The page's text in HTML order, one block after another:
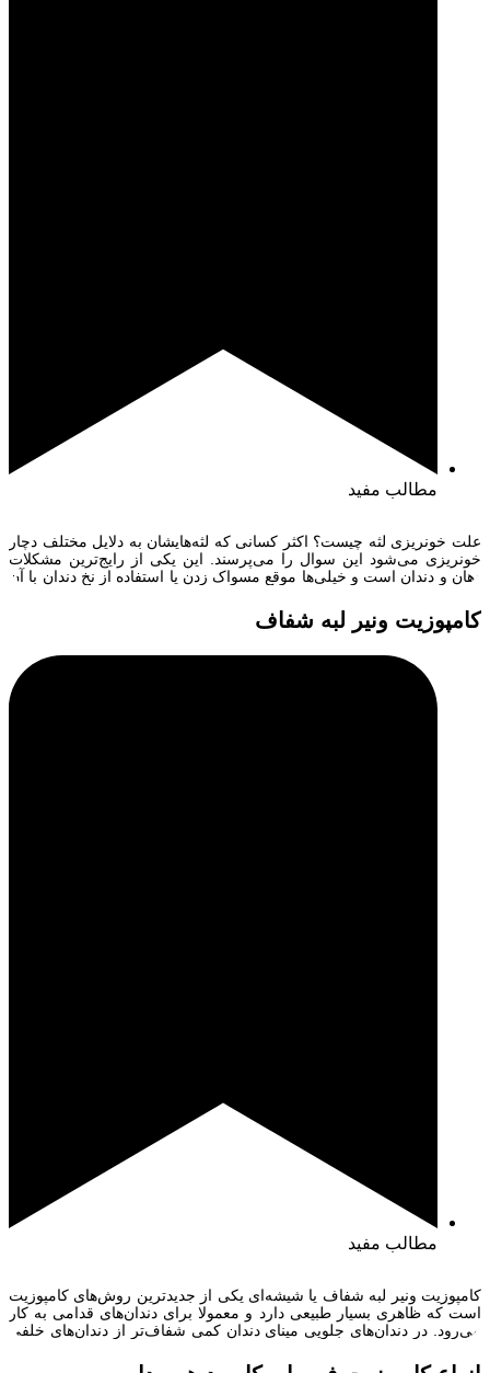
مطالب مفید
علت خونریزی لثه چیست؟ اکثر کسانی که لثه‌هایشان به دلایل مختلف دچار
خونریزی می‌شود این سوال را می‌پرسند. این یکی از رایج‌ترین مشکلات
دهان و دندان است و خیلی‌ها موقع مسواک زدن یا استفاده از نخ دندان با آن
دندان طبیعی است ولی […]
کامپوزیت ونیر لبه شفاف
مطالب مفید
کامپوزیت ونیر لبه شفاف یا شیشه‌ای یکی از جدیدترین روش‌های کامپوزیت
است که ظاهری بسیار طبیعی دارد و معمولا برای دندان‌های قدامی به کار
می‌رود. در دندان‌های جلویی مینای دندان کمی شفاف‌تر از دندان‌های خلفی
رزین‌های ترنسلوسنت استفاده می‌شود که بسیار ظریف […]